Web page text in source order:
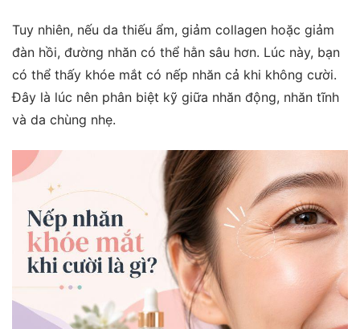
Tuy nhiên, nếu da thiếu ẩm, giảm collagen hoặc giảm
đàn hồi, đường nhăn có thể hằn sâu hơn. Lúc này, bạn
có thể thấy khóe mắt có nếp nhăn cả khi không cười.
Đây là lúc nên phân biệt kỹ giữa nhăn động, nhăn tĩnh
và da chùng nhẹ.